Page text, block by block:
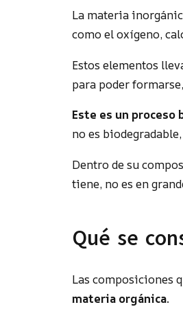
La materia
como el oxígeno,
Estos elementos
para poder
Este es un proceso
no es
Dentro de su
tiene, no es en
Qué se
Las composiciones
materia orgánica.